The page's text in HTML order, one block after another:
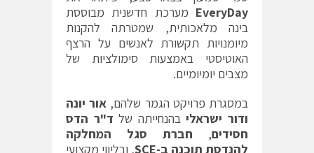
EveryDay מערכת חדשנית מבוססת
בינה מלאכותית, שמטרתה להקנות
מיומנויות תקשורת לאנשים על הרצף
האוטיסטי באמצעות סימולציות של
מצבים יומיומיים.
במסגרת פרויקט הגמר שלהם, אור יונה
ודור ישראליבהנחייתה של ד"ר הדס
חסידים, חברת סגל המחלקה
להנדסת תוכנה ב-SCE, ובליווי מקצועי